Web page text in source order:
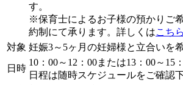
す。
※保育士によるお子様の預かりご
約制にて承ります。詳しくはこちら
対象 妊娠3～5ヶ月の妊婦様と立合いを
日時
10：00～12：00または13：00～15
日程は随時スケジュールをご確認